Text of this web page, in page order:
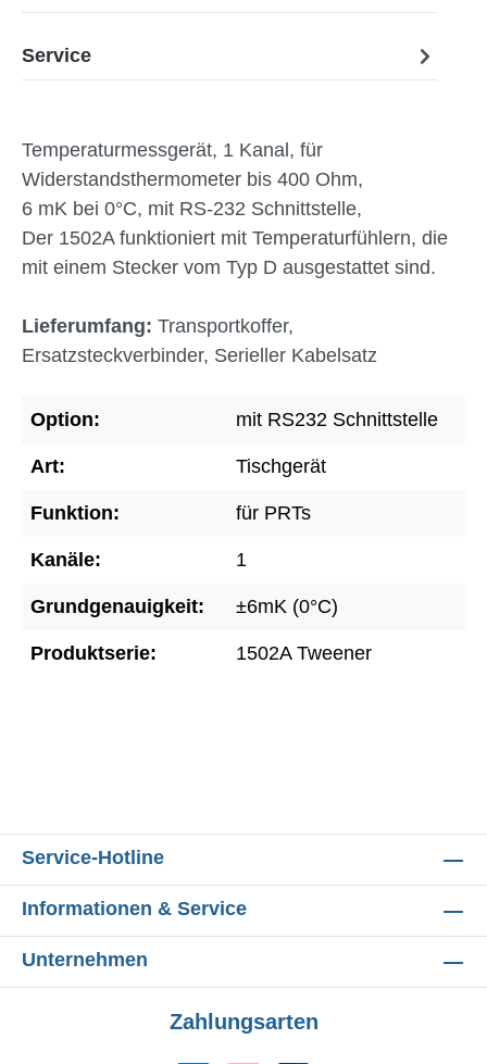
Service
Temperaturmessgerät, 1 Kanal, für
Widerstandsthermometer bis 400 Ohm,
6 mK bei 0°C, mit RS-232 Schnittstelle,
Der 1502A funktioniert mit Temperaturfühlern, die
mit einem Stecker vom Typ D ausgestattet sind.
Lieferumfang: Transportkoffer,
Ersatzsteckverbinder, Serieller Kabelsatz
Option: mit RS232 Schnittstelle
Art: Tischgerät
Funktion: für PRTs
Kanäle: 1
Grundgenauigkeit: ±6mK (0°C)
Produktserie: 1502A Tweener
Service-Hotline
Informationen & Service
Unternehmen
Zahlungsarten